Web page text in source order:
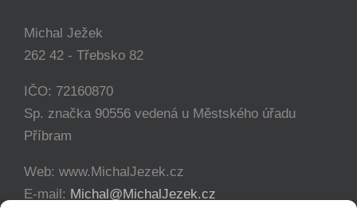
Michal Ježek
262 42 - Třebsko 82
IČO: 72160870
Sp. značka 90556 vedená u Městského úřadu
Příbram
Web: www.MichalJezek.cz
E-mail: Michal@MichalJezek.cz